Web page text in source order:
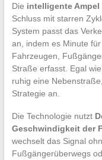
Die intelligente Ampel
Schluss mit starren
System passt das
an, indem es Minute
Fahrzeugen,
Straße erfasst. Egal
ruhig eine
Strategie an.
Die Technologie nutzt
Geschwindigkeit der
wechselt das Signal
Fußgängerüberwegs